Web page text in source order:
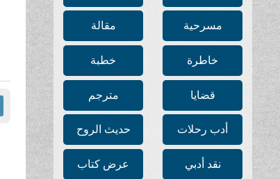
مسرحية مقالة
خاطرة خطبة
قضايا مترجم
أدب رحلات حديث الروح
نقد أدبي عرض كتاب